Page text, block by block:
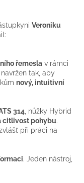
Veroniku
řemesla v rámci
tak, aby
nový, intuitivní
314, nůžky Hybrid
citlivost pohybu.
při práci na
. Jeden nástroj,